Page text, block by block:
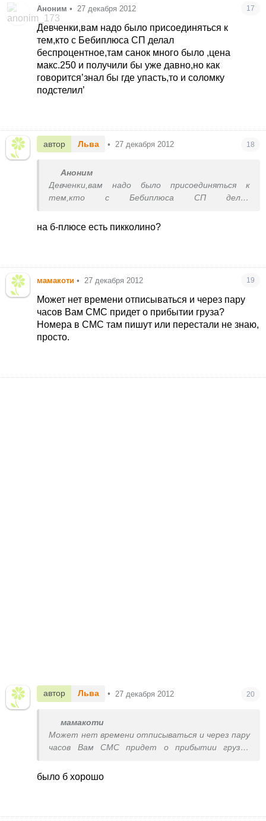
Аноним • 27 декабря 2012 17
Девченки,вам надо было присоединяться к
тем,кто с Бебиплюса СП делал
беспроцентное,там санок много было ,цена
макс.250 и получили бы уже давно,но как
говорится’знал бы где упасть,то и соломку
подстелил’
автор Льва • 27 декабря 2012 18
Аноним
Девченки,вам надо было присоединяться к
тем,кто с Бебиплюса СП делал
макс.250 и получили бы уже давно,но как
на б-плюсе есть пикколино?
мамакоти • 27 декабря 2012 19
Может нет времени отписываться и через пару
часов Вам СМС придет о прибытии груза?
Номера в СМС там пишут или перестали не знаю,
просто.
автор Льва • 27 декабря 2012 20
мамакоти
Может нет времени отписываться и через пару
часов Вам СМС придет о прибытии груза?
знаю, просто.
было б хорошо